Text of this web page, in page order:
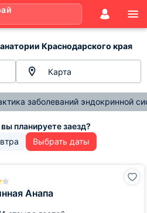
Краснодарского края
Карта
заболеваний эндокринной
Выбрать даты
Анапа